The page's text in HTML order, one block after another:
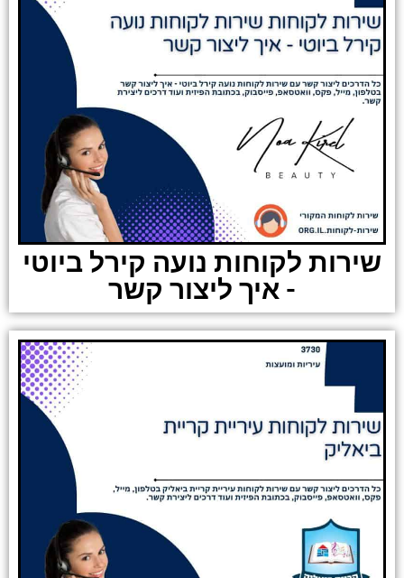
שירות לקוחות נועה קירל ביוטי
- איך ליצור קשר